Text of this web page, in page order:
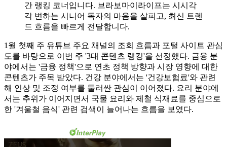
간 랭킹 코너입니다. 브라보마이라이프는 시시각
각 변하는 시니어 독자의 마음을 살피고, 최신 트렌
드 흐름을 빠르게 전달합니다.
1월 첫째 주 유튜브 주요 채널의 조회 흐름과 포털 사이트 관심
도를 바탕으로 이번 주 '3대 콘텐츠 랭킹'을 선정했다. 금융 분
야에서는 '금융 정책'으로 연초 정책 방향과 시장 영향에 대한
콘텐츠가 주목 받았다. 건강 분야에서는 '건강보험료'와 관련
해 인상 및 조정 여부를 둘러싼 관심이 이어졌다. 요리 분야에
서는 추위가 이어지면서 국물 요리와 제철 식재료를 중심으로
한 '겨울철 음식' 관련 검색이 늘어나는 흐름을 보였다.